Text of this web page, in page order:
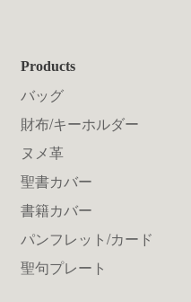
Products
バッグ
財布/キーホルダー
ヌメ革
聖書カバー
書籍カバー
パンフレット/カード
聖句プレート